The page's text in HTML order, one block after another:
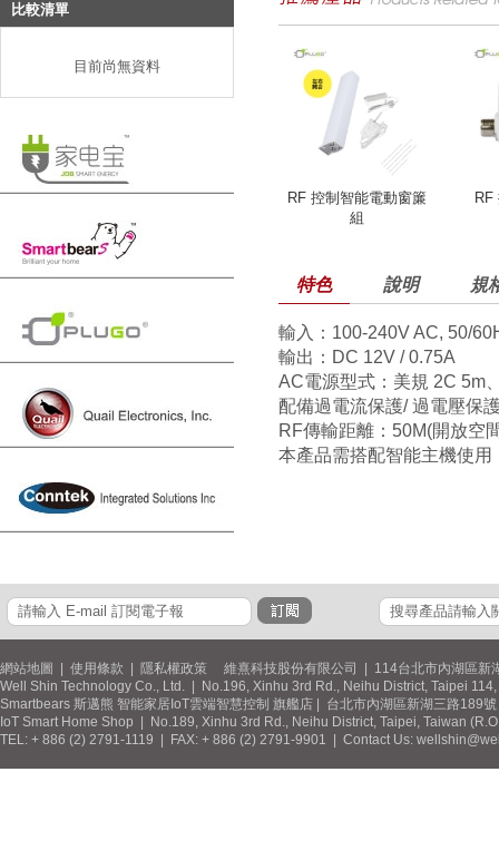
比較清單
目前尚無資料
RF 控制智能電動窗簾
組
RF
特色 說明 規
輸入：100-240V AC, 50/
輸出：DC 12V / 0.75A
AC電源型式：美規 2C 5m
配備過電流保護/ 過電壓保
RF傳輸距離：50M(開放空
本產品需搭配智能主機使用
網站地圖 使用條款 隱私權政策 維熹科技股份有限公司 | 114台北市內湖區新
Well Shin Technology Co., Ltd. | No.196, Xinhu 3rd Rd., Neihu District, Taipei
Smartbears 斯邁熊 智能家居IoT雲端智慧控制 旗艦店 | 台北市內湖區新湖三路189
IoT Smart Home Shop | No.189, Xinhu 3rd Rd., Neihu District, Taipei, Taiwan
TEL: + 886 (2) 2791-1119 | FAX: + 886 (2) 2791-9901 | Contact Us: